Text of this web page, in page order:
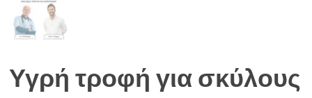
Υγρή τροφή για σκύλους